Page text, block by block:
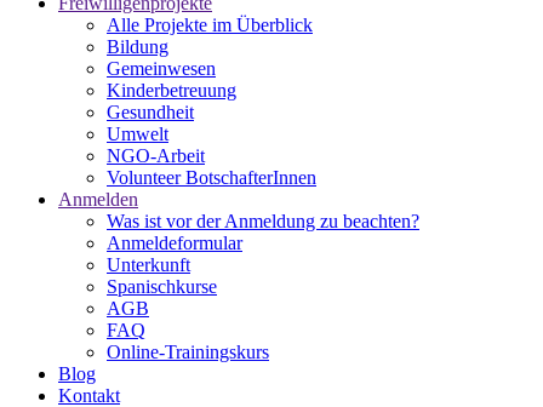
Alle Projekte im Überblick
Bildung
Gemeinwesen
Kinderbetreuung
Gesundheit
Umwelt
NGO-Arbeit
Volunteer BotschafterInnen
Anmelden
Was ist vor der Anmeldung zu beachten?
Anmeldeformular
Unterkunft
Spanischkurse
AGB
FAQ
Online-Trainingskurs
Blog
Kontakt